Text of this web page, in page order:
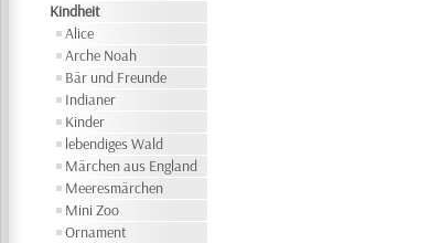
Kindheit
Alice
Arche Noah
Bär und Freunde
Indianer
Kinder
lebendiges Wald
Märchen aus England
Meeresmärchen
Mini Zoo
Ornament